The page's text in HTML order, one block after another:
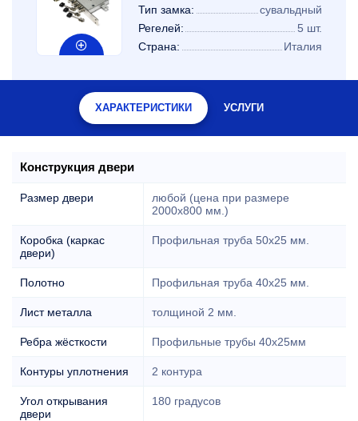
Тип замка:
сувальдный
Регелей:
5 шт.
Страна:
Италия
ХАРАКТЕРИСТИКИ УСЛУГИ
Конструкция двери
Размер двери
любой (цена при размере
2000x800 мм.)
Коробка (каркас
двери)
Профильная труба 50х25 мм.
Полотно Профильная труба 40х25 мм.
Лист металла толщиной 2 мм.
Ребра жёсткости Профильные трубы 40х25мм
Контуры уплотнения 2 контура
Угол открывания
двери
180 градусов